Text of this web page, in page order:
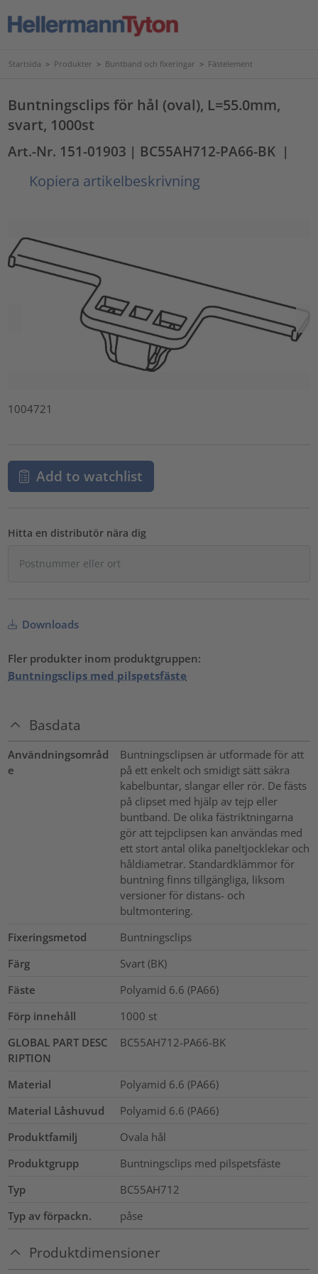
Startsida > Produkter > Buntband och fixeringar > Fästelement
Buntningsclips för hål (oval), L=55.0mm,
svart, 1000st
Art.-Nr. 151-01903 | BC55AH712-PA66-BK |
Kopiera artikelbeskrivning
1004721
Add to watchlist
Hitta en distributör nära dig
Downloads
Fler produkter inom produktgruppen:
Buntningsclips med pilspetsfäste
Basdata
Användningsområd
e
Buntningsclipsen är utformade för att
på ett enkelt och smidigt sätt säkra
kabelbuntar, slangar eller rör. De fästs
på clipset med hjälp av tejp eller
buntband. De olika fästriktningarna
gör att tejpclipsen kan användas med
ett stort antal olika paneltjocklekar och
håldiametrar. Standardklämmor för
buntning finns tillgängliga, liksom
versioner för distans- och
bultmontering.
Fixeringsmetod
Buntningsclips
Färg
Svart (BK)
Fäste
Polyamid 6.6 (PA66)
Förp innehåll
1000 st
GLOBAL PART DESC
RIPTION
BC55AH712-PA66-BK
Material
Polyamid 6.6 (PA66)
Material Låshuvud
Polyamid 6.6 (PA66)
Produktfamilj
Ovala hål
Produktgrupp
Buntningsclips med pilspetsfäste
Typ
BC55AH712
Typ av förpackn.
påse
Produktdimensioner